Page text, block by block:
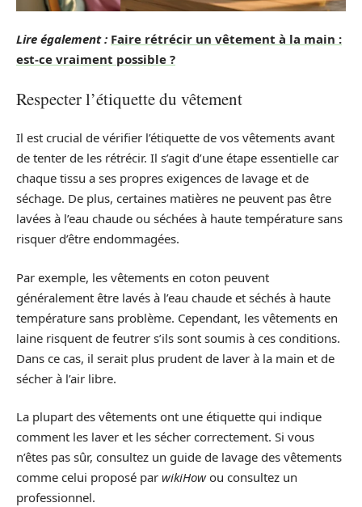
Lire également : Faire rétrécir un vêtement à la main :
est-ce vraiment possible ?
Respecter l’étiquette du vêtement
Il est crucial de vérifier l’étiquette de vos vêtements avant
de tenter de les rétrécir. Il s’agit d’une étape essentielle car
chaque tissu a ses propres exigences de lavage et de
séchage. De plus, certaines matières ne peuvent pas être
lavées à l’eau chaude ou séchées à haute température sans
risquer d’être endommagées.
Par exemple, les vêtements en coton peuvent
généralement être lavés à l’eau chaude et séchés à haute
température sans problème. Cependant, les vêtements en
laine risquent de feutrer s’ils sont soumis à ces conditions.
Dans ce cas, il serait plus prudent de laver à la main et de
sécher à l’air libre.
La plupart des vêtements ont une étiquette qui indique
comment les laver et les sécher correctement. Si vous
n’êtes pas sûr, consultez un guide de lavage des vêtements
comme celui proposé par wikiHowou consultez un
professionnel.